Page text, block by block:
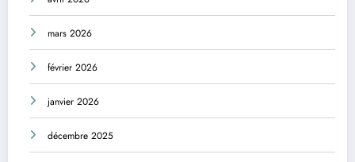
mars 2026
février 2026
janvier 2026
décembre 2025